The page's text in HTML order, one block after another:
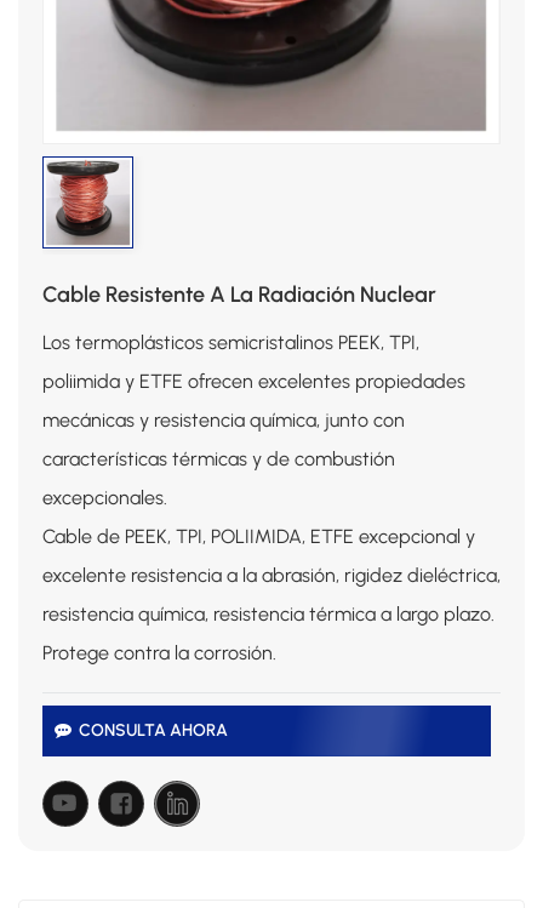
Cable Resistente A La Radiación Nuclear
Los termoplásticos semicristalinos PEEK, TPI,
poliimida y ETFE ofrecen excelentes propiedades
mecánicas y resistencia química, junto con
características térmicas y de combustión
excepcionales.
Cable de PEEK, TPI, POLIIMIDA, ETFE excepcional y
excelente resistencia a la abrasión, rigidez dieléctrica,
resistencia química, resistencia térmica a largo plazo.
Protege contra la corrosión.
CONSULTA AHORA